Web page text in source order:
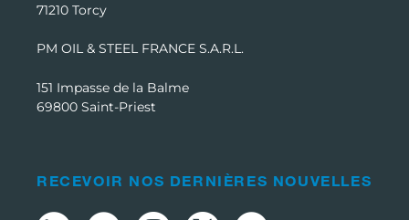
71210 Torcy
PM OIL & STEEL FRANCE S.A.R.L.
151 Impasse de la Balme
69800 Saint-Priest
RECEVOIR NOS DERNIÈRES NOUVELLES